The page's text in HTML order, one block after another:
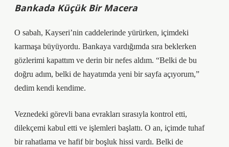
Bankada Küçük Bir Macera
O sabah, Kayseri’nin caddelerinde yürürken, içimdeki
karmaşa büyüyordu. Bankaya vardığımda sıra beklerken
gözlerimi kapattım ve derin bir nefes aldım. “Belki de bu
doğru adım, belki de hayatımda yeni bir sayfa açıyorum,”
dedim kendi kendime.
Veznedeki görevli bana evrakları sırasıyla kontrol etti,
dilekçemi kabul etti ve işlemleri başlattı. O an, içimde tuhaf
bir rahatlama ve hafif bir boşluk hissi vardı. Belki de